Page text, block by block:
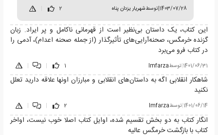
1403/07/28
|توسطشهریار یزدان پناه 2
این کتاب، یک داستان بی‌نظیر است از قهرمانی ناکامل و پر ایراد. زبان
گزنده خرمگس، صحنه‌آرایی‌های تأثیرگذار (از جمله صحنه اعدام)، آدمی را
در کتاب فرو می‌برد
1401/06/31
|توسطImfarza
1
|
|
شاهکار انقلابی اگه به داستان‌های انقلابی و مبارزان اونها علاقه دارید تعلل
نکنید
1401/06/14
|توسطImfarza
2
|
|
انگار کتاب به دو بخش تقسیم شده، اوایل کتاب اصلا خوب نیست، اواخر
کتاب با بازگشت خرمگس عالیه